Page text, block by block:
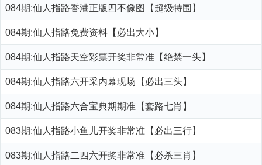
084期:仙人指路香港正版四不像图【超级特围】
084期:仙人指路免费资料【必出大小】
084期:仙人指路天空彩票开奖非常准【绝禁一头】
084期:仙人指路六开采内幕现场【必出三头】
084期:仙人指路六合宝典期期准【套路七肖】
083期:仙人指路小鱼儿开奖非常准【必出三行】
083期:仙人指路二四六开奖非常准【必杀三肖】